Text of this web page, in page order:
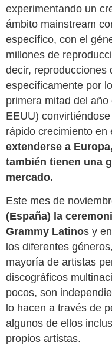
experimentando un
ámbito mainstream
específico, con el
millones de
decir, reproducciones
específicamente por
primera mitad del
EEUU)
rápido crecimiento en
extenderse a
también tienen una
mercado.
Este mes de
(España) la
Grammy Latinos y
los diferentes
mayoría de artistas
discográficos
pocos, son
lo hacen a través de
algunos de ellos
propios artistas.